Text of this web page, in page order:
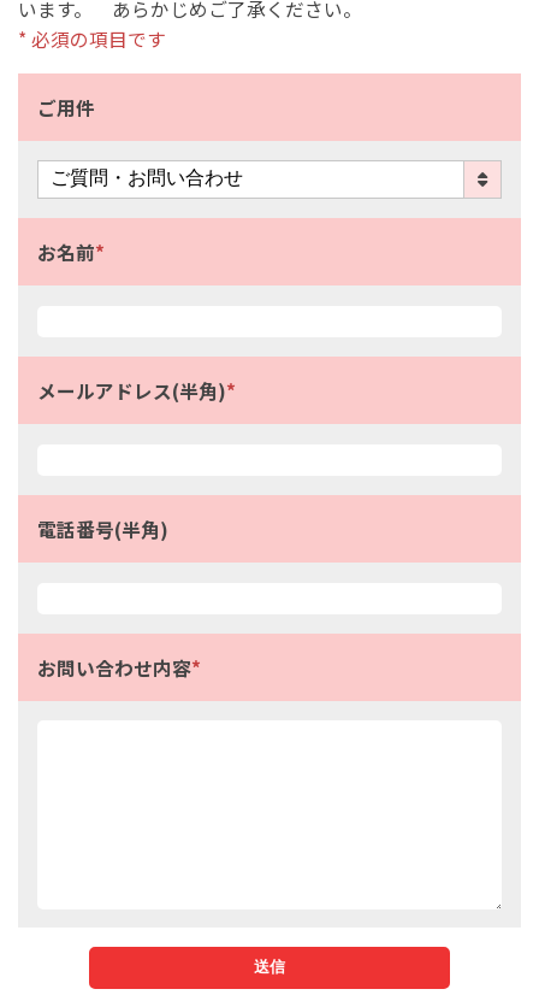
います。 あらかじめご了承ください。
* 必須の項目です
ご用件
お名前*
メールアドレス(半角)*
電話番号(半角)
お問い合わせ内容*
送信